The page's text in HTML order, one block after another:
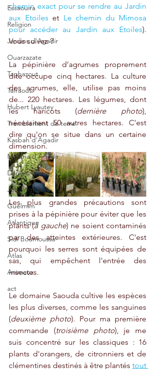
Essaouira
Religion
Jardins d'Agadir
Ouarzazate
Taghazout
Tafraout
Hubert Lyautey
Tremblement de terre
Kasbah d'Agadir
Médina d'Agadir
Danialand
Jebel Ighoud
Guelmim
Atlantique
Sidi Boumoussa
Atlas
Animaux
act
chemin exact pour se rendre au Jardin
aux Etoiles et Le chemin du Mimosa
pour accéder au Jardin aux Etoiles).
Vous suivez ?
La pépinière d’agrumes proprement
dite occupe cinq hectares. La culture
des agrumes, elle, utilise pas moins
de... 220 hectares. Les légumes, dont
les haricots (dernière photo),
nécessitent 50 autres hectares. C'est
dire qu'on se situe dans un certaine
dimension.
Les plus grandes précautions sont
prises à la pépinière pour éviter que les
plants (à gauche) ne soient contaminés
par des atteintes extérieures. C'est
pourquoi les serres sont équipées de
sas, qui empêchent l'entrée des
insectes.
Le domaine Saouda cultive les espèces
les plus diverses, comme les sanguines
(deuxième photo). Pour ma première
commande (troisième photo), je me
suis concentré sur les classiques : 16
plants d'orangers, de citronniers et de
clémentines destinés à être plantés tout